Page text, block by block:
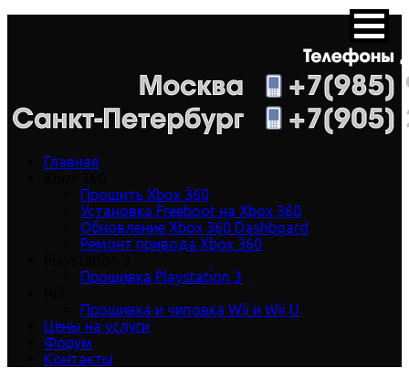
Главная
Прошить Xbox 360
Установка Freeboot на Xbox 360
Обновление Xbox 360 Dashboard
Ремонт привода Xbox 360
Прошивка Playstation 3
Прошивка и чиповка Wii и Wii U
Цены на услуги
Форум
Контакты